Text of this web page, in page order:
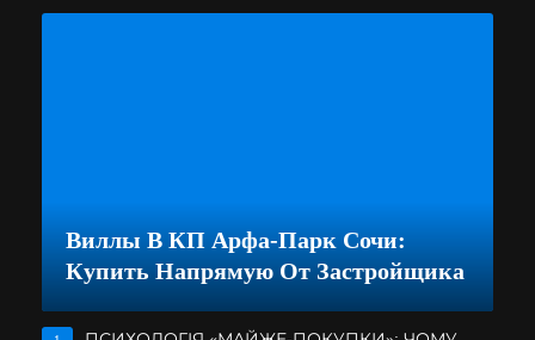
Виллы В КП Арфа-Парк Сочи:
Купить Напрямую От Застройщика